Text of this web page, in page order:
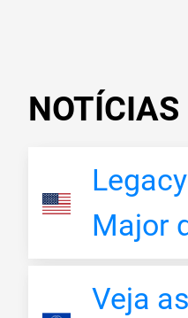
NOTÍCIAS
Major
Veja